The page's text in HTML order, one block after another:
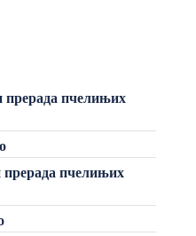
пчелињих
пчелињих